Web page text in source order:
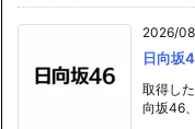
2026/
日向坂
取得し
向坂46